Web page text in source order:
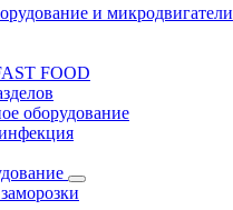
и микродвигатели
FOOD
оборудование